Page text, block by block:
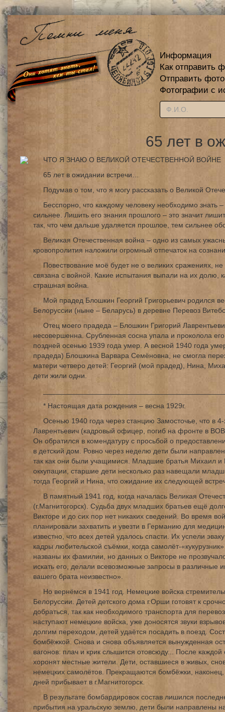
Информация
Как отправить
Отправить
Фотографии с
65 лет в
ЧТО Я ЗНАЮ О ВЕЛИКОЙ ОТЕЧЕСТВЕННОЙ ВОЙНЕ
65 лет в ожидании встречи…
Подумав о том, что я могу рассказать о Великой
Бесспорно, что каждому человеку необходимо знать
сильнее. Лишить его знания прошлого – это значит
так, что чем дальше удаляется прошлое, тем сильнее
Великая Отечественная война – одно из самых
кровопролития наложили огромный отпечаток на
Повествование моё будет не о великих сражениях,
связана с войной. Какие испытания выпали на их долю,
страшная война.
Мой прадед Блошкин Георгий Григорьевич родился
Белоруссии (ныне – Беларусь) в деревне Перевоз
Отец моего прадеда – Блошкин Григорий
несовершенна. Срубленная сосна упала и проколола
поздней осенью 1939 года умер. А весной 1940 года
прадеда) Блошкина Варвара Семёновна, не смогла
матери четверо детей: Георгий (мой прадед), Нина,
дети жили одни.
* Настоящая дата рождения – весна 1929г.
Осенью 1940 года через станцию Замосточье, что в
Лаврентьевич (кадровый офицер, погиб на фронте в
Он обратился в комендатуру с просьбой о
в детский дом. Ровно через неделю дети были
так как они были учащимися. Младшие братья Михаил и
оккупации, старшие дети несколько раз навещали
тогда Георгий и Нина, что ожидание их следующей
В памятный 1941 год, когда началась Великая
(г.Магнитогорск). Судьба двух младших братьев ещё
Викторе и до сих пор нет никаких сведений. Во время
планировали захватить и увезти в Германию для
известно, что всех детей удалось спасти. Их успели
кадры любительской съёмки, когда самолёт-
названы их фамилии, но данных о Викторе не
искать его, делали всевозможные запросы в
вашего брата неизвестно».
Но вернёмся в 1941 год. Немецкие войска
Белоруссии. Детей детского дома г.Орши готовят к
добраться, так как необходимого транспорта для
наступают немецкие войска, уже доносятся звуки
долгим переходом, детей удаётся посадить в поезд.
бомбёжкой. Снова и снова объявляется вынужденная
вагонов: плач и крик слышится отовсюду... После
хоронят местные жители. Дети, оставшиеся в живых,
немецких самолётов. Прекращаются бомбёжки,
дней прибывает в г.Магнитогорск.
В результате бомбардировок состав лишился
прибытия на уральскую землю, дети были направлены